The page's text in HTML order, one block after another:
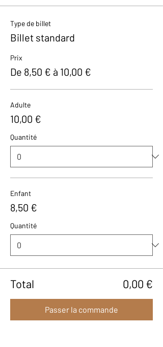
Type de billet
Billet standard
Prix
De 8,50 € à 10,00 €
Adulte
10,00 €
Quantité
Enfant
8,50 €
Quantité
Total 0,00 €
Passer la commande